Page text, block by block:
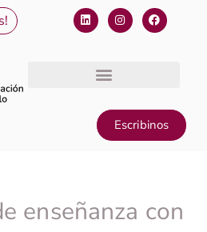
Escribinos
enseñanza con